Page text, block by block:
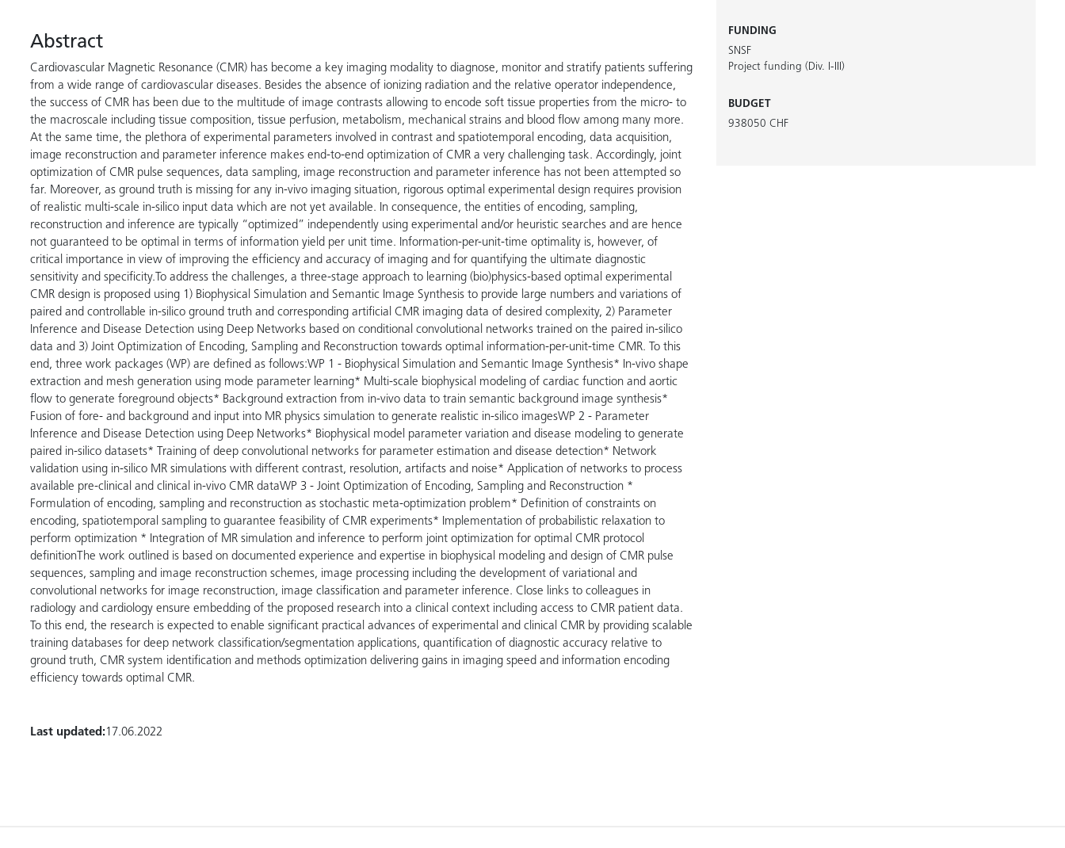
Abstract
Cardiovascular Magnetic Resonance (CMR) has become a key imaging modality to diagnose, monitor and stratify patients suffering
from a wide range of cardiovascular diseases. Besides the absence of ionizing radiation and the relative operator independence,
the success of CMR has been due to the multitude of image contrasts allowing to encode soft tissue properties from the micro- to
the macroscale including tissue composition, tissue perfusion, metabolism, mechanical strains and blood flow among many more.
At the same time, the plethora of experimental parameters involved in contrast and spatiotemporal encoding, data acquisition,
image reconstruction and parameter inference makes end-to-end optimization of CMR a very challenging task. Accordingly, joint
optimization of CMR pulse sequences, data sampling, image reconstruction and parameter inference has not been attempted so
far. Moreover, as ground truth is missing for any in-vivo imaging situation, rigorous optimal experimental design requires provision
of realistic multi-scale in-silico input data which are not yet available. In consequence, the entities of encoding, sampling,
reconstruction and inference are typically “optimized” independently using experimental and/or heuristic searches and are hence
not guaranteed to be optimal in terms of information yield per unit time. Information-per-unit-time optimality is, however, of
critical importance in view of improving the efficiency and accuracy of imaging and for quantifying the ultimate diagnostic
sensitivity and specificity.To address the challenges, a three-stage approach to learning (bio)physics-based optimal experimental
CMR design is proposed using 1) Biophysical Simulation and Semantic Image Synthesis to provide large numbers and variations of
paired and controllable in-silico ground truth and corresponding artificial CMR imaging data of desired complexity, 2) Parameter
Inference and Disease Detection using Deep Networks based on conditional convolutional networks trained on the paired in-silico
data and 3) Joint Optimization of Encoding, Sampling and Reconstruction towards optimal information-per-unit-time CMR. To this
end, three work packages (WP) are defined as follows:WP 1 - Biophysical Simulation and Semantic Image Synthesis* In-vivo shape
extraction and mesh generation using mode parameter learning* Multi-scale biophysical modeling of cardiac function and aortic
flow to generate foreground objects* Background extraction from in-vivo data to train semantic background image synthesis*
Fusion of fore- and background and input into MR physics simulation to generate realistic in-silico imagesWP 2 - Parameter
Inference and Disease Detection using Deep Networks* Biophysical model parameter variation and disease modeling to generate
paired in-silico datasets* Training of deep convolutional networks for parameter estimation and disease detection* Network
validation using in-silico MR simulations with different contrast, resolution, artifacts and noise* Application of networks to process
available pre-clinical and clinical in-vivo CMR dataWP 3 - Joint Optimization of Encoding, Sampling and Reconstruction *
Formulation of encoding, sampling and reconstruction as stochastic meta-optimization problem* Definition of constraints on
encoding, spatiotemporal sampling to guarantee feasibility of CMR experiments* Implementation of probabilistic relaxation to
perform optimization * Integration of MR simulation and inference to perform joint optimization for optimal CMR protocol
definitionThe work outlined is based on documented experience and expertise in biophysical modeling and design of CMR pulse
sequences, sampling and image reconstruction schemes, image processing including the development of variational and
convolutional networks for image reconstruction, image classification and parameter inference. Close links to colleagues in
radiology and cardiology ensure embedding of the proposed research into a clinical context including access to CMR patient data.
To this end, the research is expected to enable significant practical advances of experimental and clinical CMR by providing scalable
training databases for deep network classification/segmentation applications, quantification of diagnostic accuracy relative to
ground truth, CMR system identification and methods optimization delivering gains in imaging speed and information encoding
efficiency towards optimal CMR.
Last updated:17.06.2022
FUNDING
SNSF
Project funding (Div. I-III)
BUDGET
938050 CHF